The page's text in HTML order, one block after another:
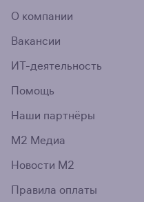
О компании
Вакансии
ИТ-деятельность
Помощь
Наши партнёры
М2 Медиа
Новости М2
Правила оплаты